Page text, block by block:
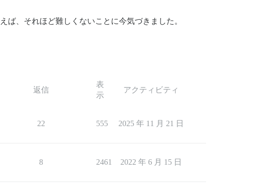
ば、それほど難しくないことに今気づきました。
返信
表
示
アクティビティ
22 555 2025 年 11 月 21 日
8 2461 2022 年 6 月 15 日